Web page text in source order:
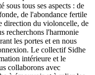
sous tous ses aspects : de
de l'abondance fertile
direction du violoncelle, de
recherchons l'harmonie
les portes et en nous
Le collectif Sidhe
intérieure et le
collaborons avec